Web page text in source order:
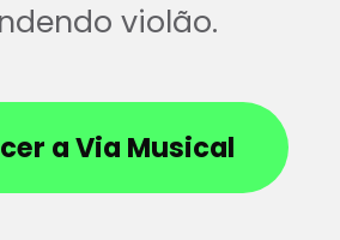
violão.
a Via Musical